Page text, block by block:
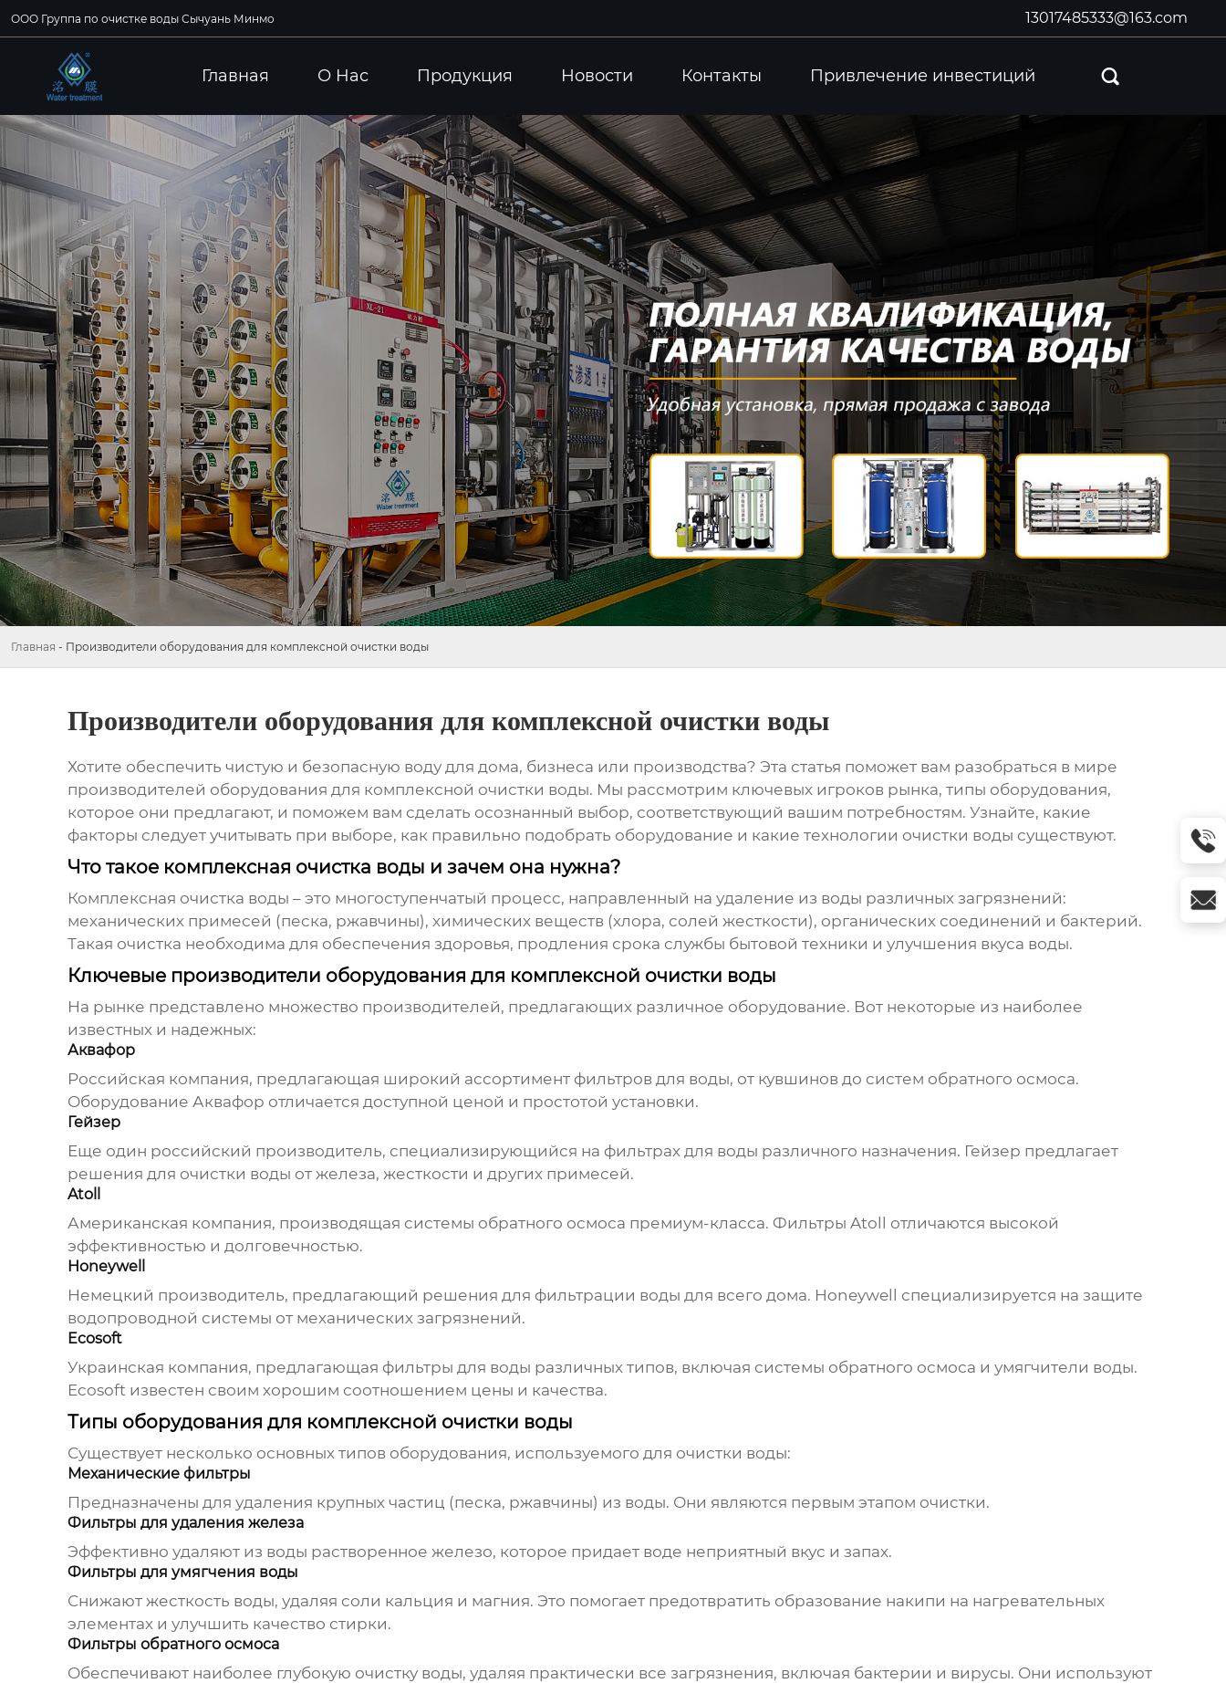
ООО Группа по очистке воды Сычуань Минмо 13017485333@163.com
Главная О Hас Продукция Новости Контакты Привлечение инвестиций 
Главная - Производители оборудования для комплексной очистки воды
Производители оборудования для комплексной очистки воды
Хотите обеспечить чистую и безопасную воду для дома, бизнеса или производства? Эта статья поможет вам разобраться в мире
производителей оборудования для комплексной очистки воды. Мы рассмотрим ключевых игроков рынка, типы оборудования,
которое они предлагают, и поможем вам сделать осознанный выбор, соответствующий вашим потребностям. Узнайте, какие
факторы следует учитывать при выборе, как правильно подобрать оборудование и какие технологии очистки воды существуют.
Что такое комплексная очистка воды и зачем она нужна?
Комплексная очистка воды – это многоступенчатый процесс, направленный на удаление из воды различных загрязнений:
механических примесей (песка, ржавчины), химических веществ (хлора, солей жесткости), органических соединений и бактерий.
Такая очистка необходима для обеспечения здоровья, продления срока службы бытовой техники и улучшения вкуса воды.
Ключевые производители оборудования для комплексной очистки воды
На рынке представлено множество производителей, предлагающих различное оборудование. Вот некоторые из наиболее
известных и надежных:
Аквафор
Российская компания, предлагающая широкий ассортимент фильтров для воды, от кувшинов до систем обратного осмоса.
Оборудование Аквафор отличается доступной ценой и простотой установки.
Гейзер
Еще один российский производитель, специализирующийся на фильтрах для воды различного назначения. Гейзер предлагает
решения для очистки воды от железа, жесткости и других примесей.
Atoll
Американская компания, производящая системы обратного осмоса премиум-класса. Фильтры Atoll отличаются высокой
эффективностью и долговечностью.
Honeywell
Немецкий производитель, предлагающий решения для фильтрации воды для всего дома. Honeywell специализируется на защите
водопроводной системы от механических загрязнений.
Ecosoft
Украинская компания, предлагающая фильтры для воды различных типов, включая системы обратного осмоса и умягчители воды.
Ecosoft известен своим хорошим соотношением цены и качества.
Типы оборудования для комплексной очистки воды
Существует несколько основных типов оборудования, используемого для очистки воды:
Механические фильтры
Предназначены для удаления крупных частиц (песка, ржавчины) из воды. Они являются первым этапом очистки.
Фильтры для удаления железа
Эффективно удаляют из воды растворенное железо, которое придает воде неприятный вкус и запах.
Фильтры для умягчения воды
Снижают жесткость воды, удаляя соли кальция и магния. Это помогает предотвратить образование накипи на нагревательных
элементах и улучшить качество стирки.
Фильтры обратного осмоса
Обеспечивают наиболее глубокую очистку воды, удаляя практически все загрязнения, включая бактерии и вирусы. Они используют